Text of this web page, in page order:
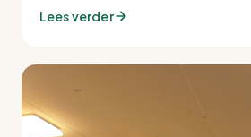
Lees verder